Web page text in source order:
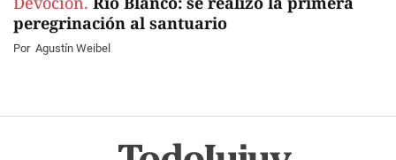
peregrinación al santuario
Por Agustín Weibel